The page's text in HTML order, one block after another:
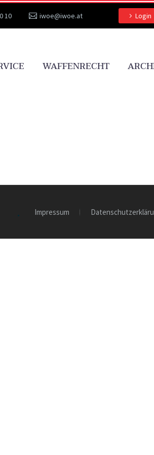
10 iwoe@iwoe.at Login
WAFFENRECHT
Impressum